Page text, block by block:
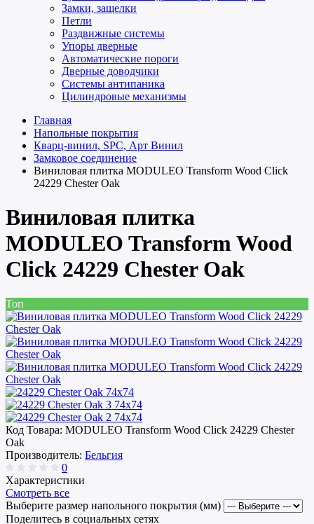
Замки, защелки
Петли
Раздвижные системы
Упоры дверные
Автоматические пороги
Дверные доводчики
Системы антипаника
Цилиндровые механизмы
Главная
Напольные покрытия
Кварц-винил, SPC, Арт Винил
Замковое соединение
Виниловая плитка MODULEO Transform Wood Click
24229 Chester Oak
Виниловая плитка
MODULEO Transform Wood
Click 24229 Chester Oak
Топ
Код Товара: MODULEO Transform Wood Click 24229 Chester
Oak
Производитель: Бельгия
0
Характеристики
Смотреть все
Выберите размер напольного покрытия (мм)
Поделитесь в социальных сетях